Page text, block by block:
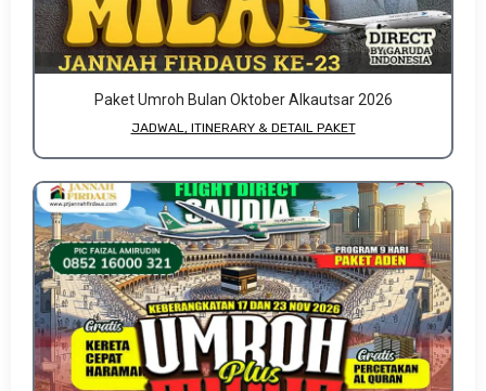
Paket Umroh Bulan Oktober Alkautsar 2026
JADWAL, ITINERARY & DETAIL PAKET